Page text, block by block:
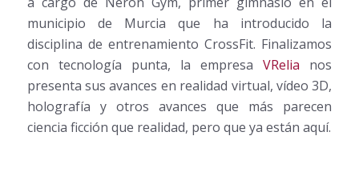
municipio de Murcia que ha introducido la
disciplina de entrenamiento CrossFit. Finalizamos
con tecnología punta, la empresaVRelia nos
presenta sus avances en realidad virtual, vídeo 3D,
holografía y otros avances que más parecen
ciencia ficción que realidad, pero que ya están aquí.